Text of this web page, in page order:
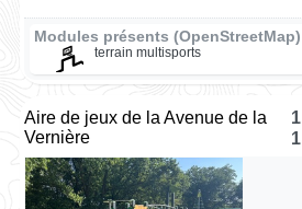
Modules présents (OpenStreetMap)
terrain multisports
Aire de jeux de la Avenue de la
Vernière
1
1